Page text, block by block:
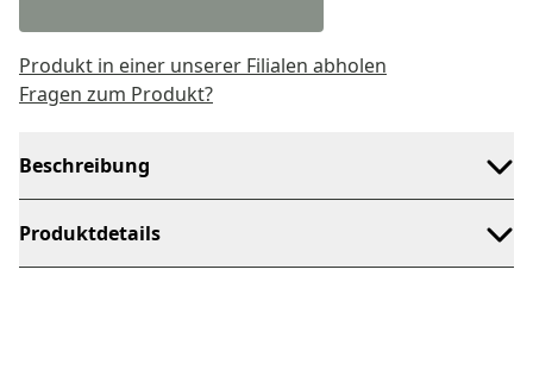
Produkt in einer unserer Filialen abholen
Fragen zum Produkt?
Beschreibung
Produktdetails